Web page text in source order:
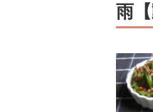
雨【